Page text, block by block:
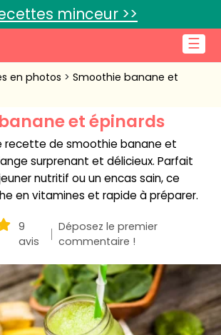
☰
minceur >>
Connexion
en photos
Smoothie banane et
et épinards
recette de smoothie banane et
surprenant et délicieux. Parfait
nutritif ou un encas sain, ce
en vitamines et rapide à préparer.
9
avis
Déposez le premier
commentaire !